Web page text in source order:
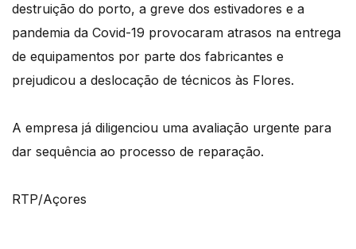
destruição do porto, a greve dos estivadores e a
pandemia da Covid-19 provocaram atrasos na entrega
de equipamentos por parte dos fabricantes e
prejudicou a deslocação de técnicos às Flores.
A empresa já diligenciou uma avaliação urgente para
dar sequência ao processo de reparação.
RTP/Açores